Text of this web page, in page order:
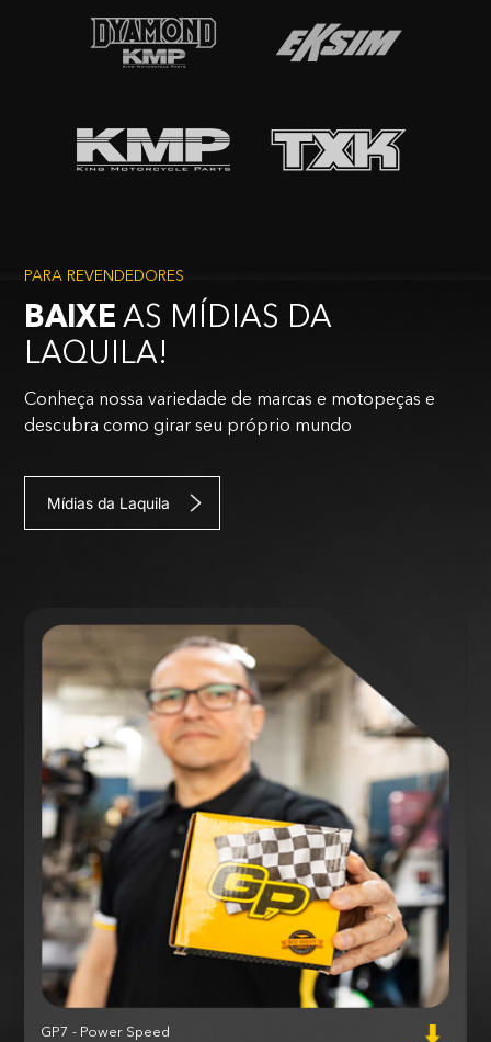
PARA REVENDEDORES
BAIXE AS MÍDIAS DA
LAQUILA!
Conheça nossa variedade de marcas e motopeças e
descubra como girar seu próprio mundo
Mídias da Laquila
GP7 - Power Speed